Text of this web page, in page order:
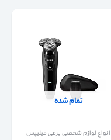
تمام شده
انواع لوازم شخصی برقی فیلیپس